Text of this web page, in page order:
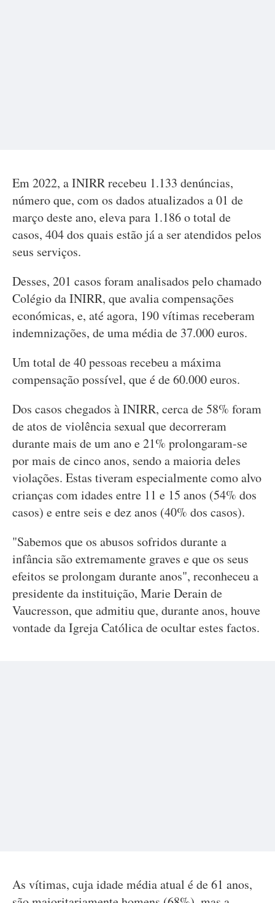
Em 2022, a INIRR recebeu 1.133 denúncias,
número que, com os dados atualizados a 01 de
março deste ano, eleva para 1.186 o total de
casos, 404 dos quais estão já a ser atendidos pelos
seus serviços.
Desses, 201 casos foram analisados pelo chamado
Colégio da INIRR, que avalia compensações
económicas, e, até agora, 190 vítimas receberam
indemnizações, de uma média de 37.000 euros.
Um total de 40 pessoas recebeu a máxima
compensação possível, que é de 60.000 euros.
Dos casos chegados à INIRR, cerca de 58% foram
de atos de violência sexual que decorreram
durante mais de um ano e 21% prolongaram-se
por mais de cinco anos, sendo a maioria deles
violações. Estas tiveram especialmente como alvo
crianças com idades entre 11 e 15 anos (54% dos
casos) e entre seis e dez anos (40% dos casos).
"Sabemos que os abusos sofridos durante a
infância são extremamente graves e que os seus
efeitos se prolongam durante anos", reconheceu a
presidente da instituição, Marie Derain de
Vaucresson, que admitiu que, durante anos, houve
vontade da Igreja Católica de ocultar estes factos.
As vítimas, cuja idade média atual é de 61 anos,